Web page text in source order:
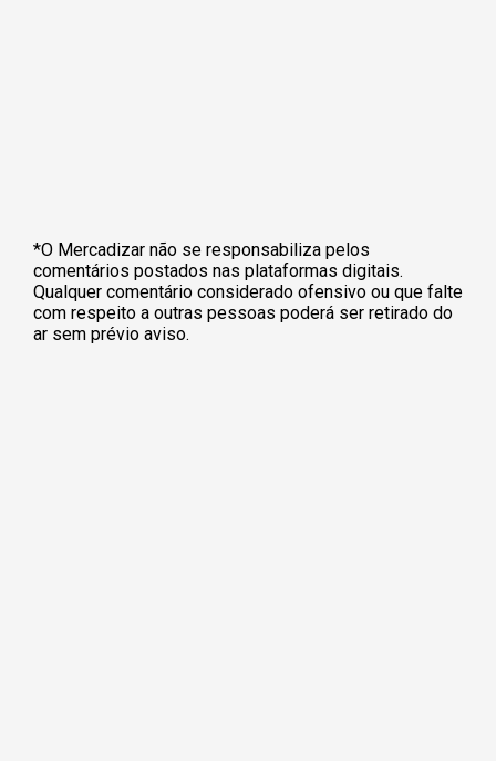
*O Mercadizar não se responsabiliza pelos
comentários postados nas plataformas digitais.
Qualquer comentário considerado ofensivo ou que falte
com respeito a outras pessoas poderá ser retirado do
ar sem prévio aviso.